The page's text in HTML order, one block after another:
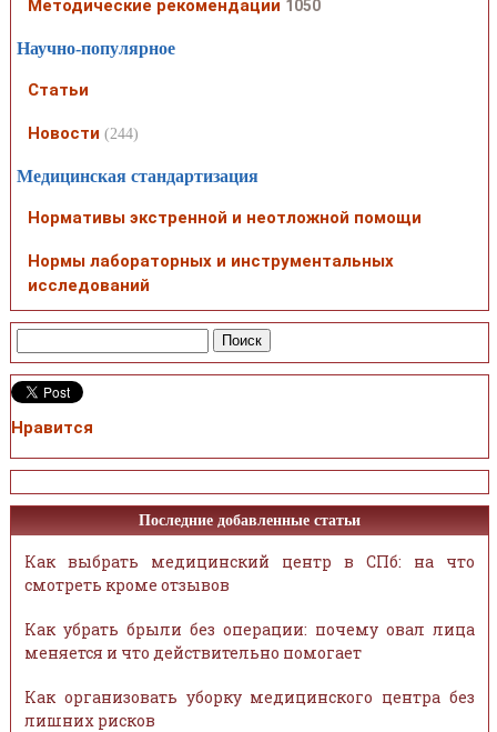
Методические рекомендации 1050
Научно-популярное
Статьи
Новости (244)
Медицинская стандартизация
Нормативы экстренной и неотложной помощи
Нормы лабораторных и инструментальных
исследований
Нравится
Последние добавленные статьи
Как выбрать медицинский центр в СПб: на что
смотреть кроме отзывов
Как убрать брыли без операции: почему овал лица
меняется и что действительно помогает
Как организовать уборку медицинского центра без
лишних рисков